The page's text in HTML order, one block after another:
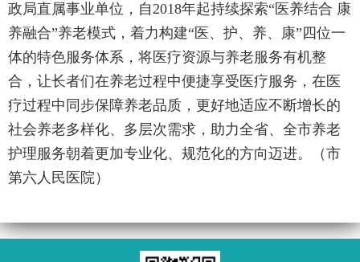
政局直属事业单位，自2018年起持续探索“医养结合 康
养融合”养老模式，着力构建“医、护、养、康”四位一
体的特色服务体系，将医疗资源与养老服务有机整
合，让长者们在养老过程中便捷享受医疗服务，在医
疗过程中同步保障养老品质，更好地适应不断增长的
社会养老多样化、多层次需求，助力全省、全市养老
护理服务朝着更加专业化、规范化的方向迈进。（市
第六人民医院）